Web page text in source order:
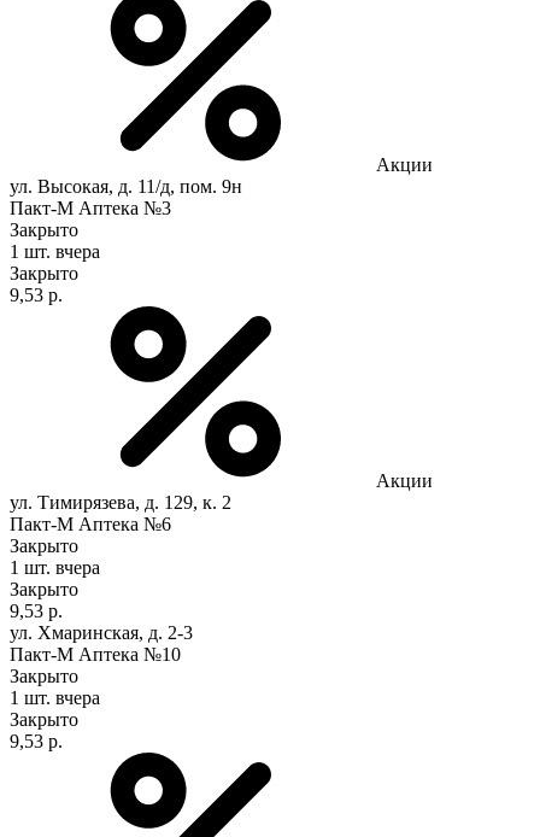
Акции
ул. Высокая, д. 11/д, пом. 9н
Пакт-М Аптека №3
Закрыто
1 шт. вчера
Закрыто
9,53 р.
Акции
ул. Тимирязева, д. 129, к. 2
Пакт-М Аптека №6
Закрыто
1 шт. вчера
Закрыто
9,53 р.
ул. Хмаринская, д. 2-3
Пакт-М Аптека №10
Закрыто
1 шт. вчера
Закрыто
9,53 р.